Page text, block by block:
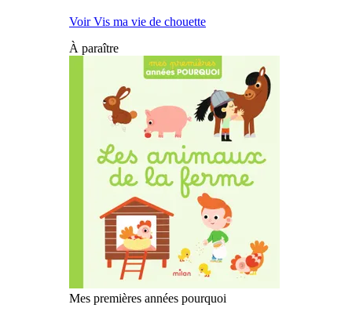
Voir Vis ma vie de chouette
À paraître
Mes premières années pourquoi